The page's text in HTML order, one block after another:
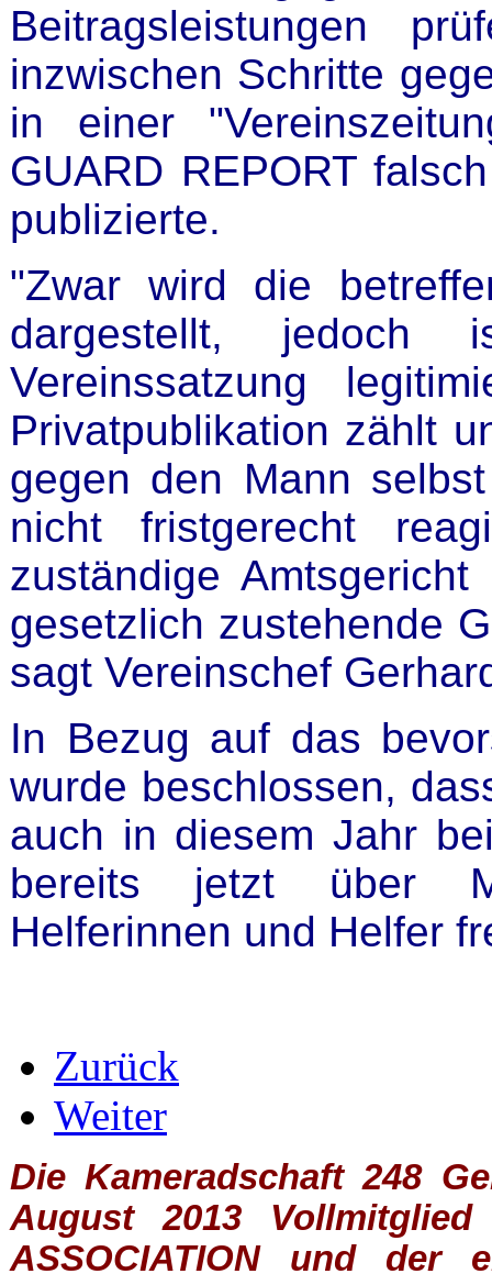
Beitragsleistungen
inzwischen Schritte
in einer
GUARD REPORT
publizierte.
"Zwar wird die
dargestellt,
Vereinssatzung
Privatpublikation zählt
gegen den Mann
nicht fristgerecht
zuständige
gesetzlich zustehende
sagt Vereinschef
In Bezug auf das
wurde beschlossen,
auch in diesem Jahr
bereits jetzt über
Helferinnen und Helfer
Zurück
Weiter
Die Kameradschaft 248
August 2013
ASSOCIATIONund der